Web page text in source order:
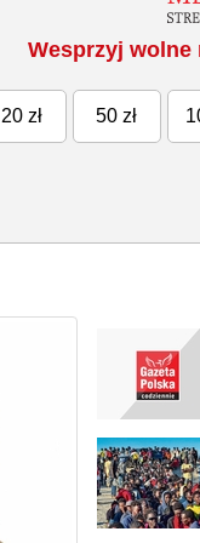
Wesprzyj wolne
20 zł 50 zł